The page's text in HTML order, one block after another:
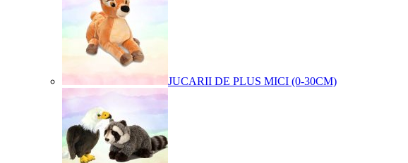
JUCARII DE PLUS MICI (0-30CM)